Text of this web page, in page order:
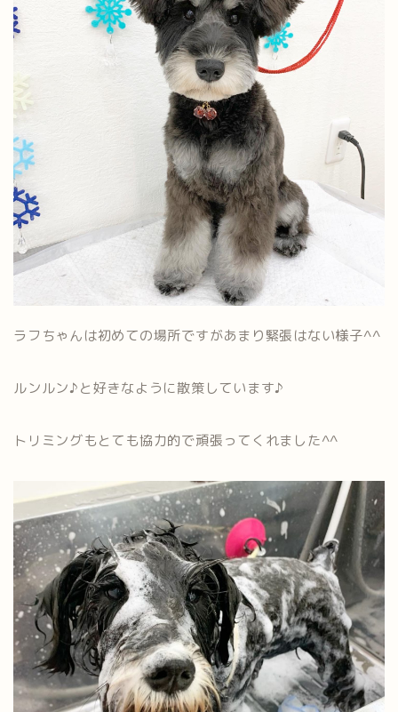
ラフちゃんは初めての場所ですがあまり緊張はない様子^^
ルンルン♪と好きなように散策しています♪
トリミングもとても協力的で頑張ってくれました^^